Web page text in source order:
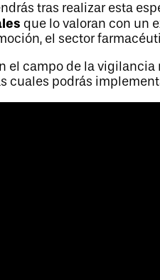
tras realizar esta
que lo valoran con un
el sector
el campo de la
cuales podrás